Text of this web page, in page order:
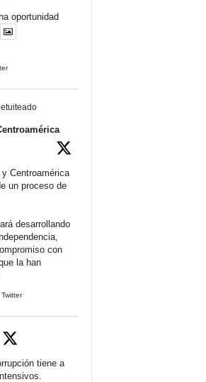
oportunidad
Centroamérica
un proceso de
desarrollando
con
la han
Twitter
tiene a